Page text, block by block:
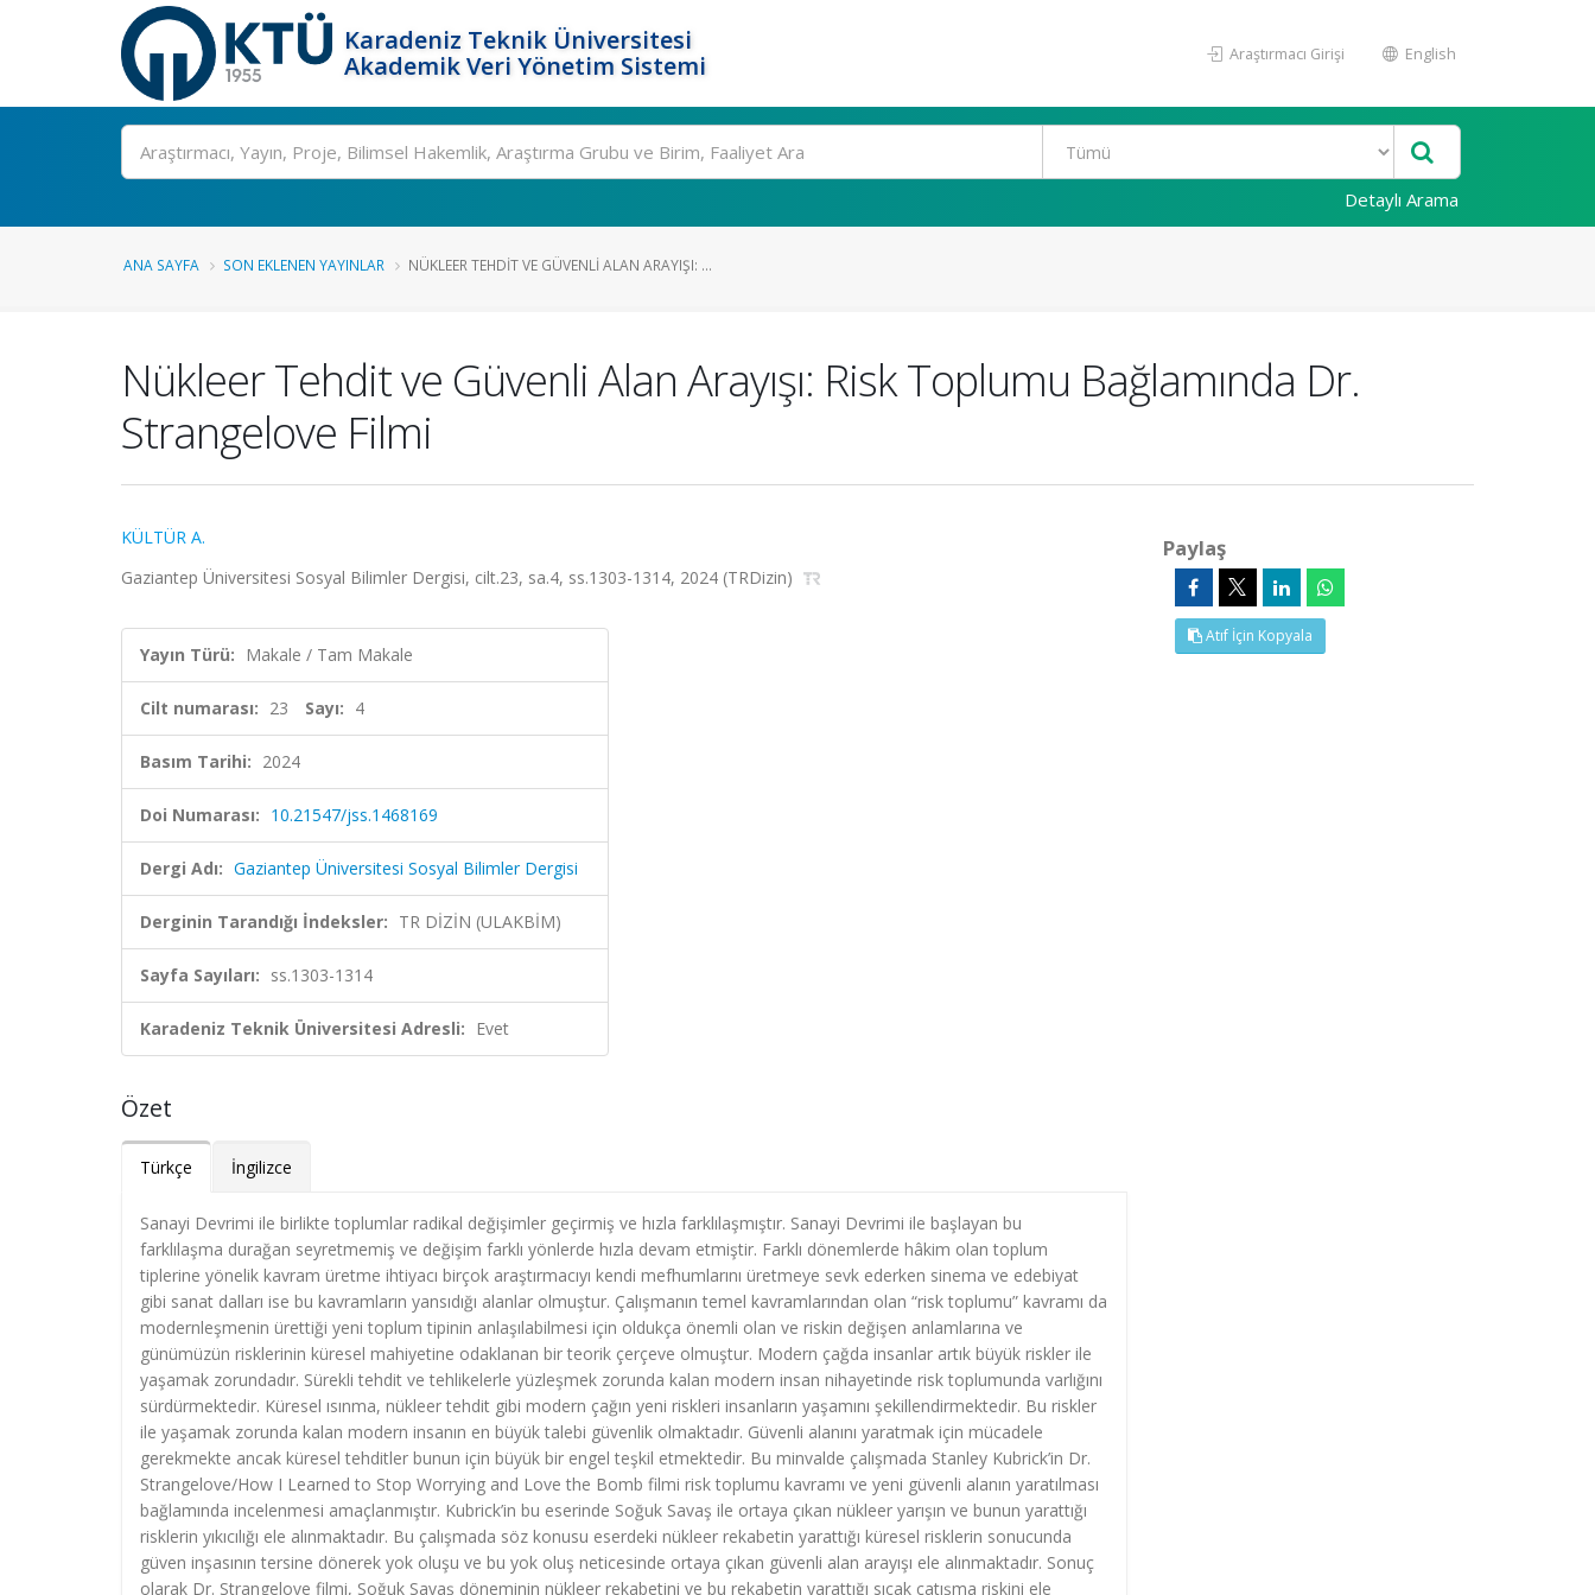
Karadeniz Teknik Üniversitesi
Akademik Veri Yönetim Sistemi
Araştırmacı Girişi English
Ara
Detaylı Arama
ANA SAYFA SON EKLENEN YAYINLAR NÜKLEER TEHDIT VE GÜVENLI ALAN ARAYIŞI: ...
Nükleer Tehdit ve Güvenli Alan Arayışı: Risk Toplumu Bağlamında Dr.
Strangelove Filmi
KÜLTÜR A.
Gaziantep Üniversitesi Sosyal Bilimler Dergisi, cilt.23, sa.4, ss.1303-1314, 2024 (TRDizin)
Yayın Türü: Makale / Tam Makale
Cilt numarası: 23 Sayı: 4
Basım Tarihi: 2024
Doi Numarası: 10.21547/jss.1468169
Dergi Adı: Gaziantep Üniversitesi Sosyal Bilimler Dergisi
Derginin Tarandığı İndeksler: TR DİZİN (ULAKBİM)
Sayfa Sayıları: ss.1303-1314
Karadeniz Teknik Üniversitesi Adresli: Evet
Özet
Türkçe İngilizce
Sanayi Devrimi ile birlikte toplumlar radikal değişimler geçirmiş ve hızla farklılaşmıştır. Sanayi Devrimi ile başlayan bu
farklılaşma durağan seyretmemiş ve değişim farklı yönlerde hızla devam etmiştir. Farklı dönemlerde hâkim olan toplum
tiplerine yönelik kavram üretme ihtiyacı birçok araştırmacıyı kendi mefhumlarını üretmeye sevk ederken sinema ve edebiyat
gibi sanat dalları ise bu kavramların yansıdığı alanlar olmuştur. Çalışmanın temel kavramlarından olan “risk toplumu” kavramı da
modernleşmenin ürettiği yeni toplum tipinin anlaşılabilmesi için oldukça önemli olan ve riskin değişen anlamlarına ve
günümüzün risklerinin küresel mahiyetine odaklanan bir teorik çerçeve olmuştur. Modern çağda insanlar artık büyük riskler ile
yaşamak zorundadır. Sürekli tehdit ve tehlikelerle yüzleşmek zorunda kalan modern insan nihayetinde risk toplumunda varlığını
sürdürmektedir. Küresel ısınma, nükleer tehdit gibi modern çağın yeni riskleri insanların yaşamını şekillendirmektedir. Bu riskler
ile yaşamak zorunda kalan modern insanın en büyük talebi güvenlik olmaktadır. Güvenli alanını yaratmak için mücadele
gerekmekte ancak küresel tehditler bunun için büyük bir engel teşkil etmektedir. Bu minvalde çalışmada Stanley Kubrick’in Dr.
Strangelove/How I Learned to Stop Worrying and Love the Bomb filmi risk toplumu kavramı ve yeni güvenli alanın yaratılması
bağlamında incelenmesi amaçlanmıştır. Kubrick’in bu eserinde Soğuk Savaş ile ortaya çıkan nükleer yarışın ve bunun yarattığı
risklerin yıkıcılığı ele alınmaktadır. Bu çalışmada söz konusu eserdeki nükleer rekabetin yarattığı küresel risklerin sonucunda
güven inşasının tersine dönerek yok oluşu ve bu yok oluş neticesinde ortaya çıkan güvenli alan arayışı ele alınmaktadır. Sonuç
olarak Dr. Strangelove filmi, Soğuk Savaş döneminin nükleer rekabetini ve bu rekabetin yarattığı sıcak çatışma riskini ele
Paylaş
Atıf İçin Kopyala